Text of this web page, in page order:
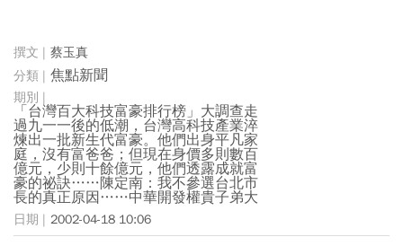
蔡玉真
焦點新聞
「台灣百大科技富豪排行榜」大調查走
過九一一後的低潮，台灣高科技產業淬
煉出一批新生代富豪。他們出身平凡家
庭，沒有富爸爸；但現在身價多則數百
億元，少則十餘億元，他們透露成就富
豪的祕訣……陳定南：我不參選台北市
長的真正原因……中華開發權貴子弟大
2002-04-18 10:06